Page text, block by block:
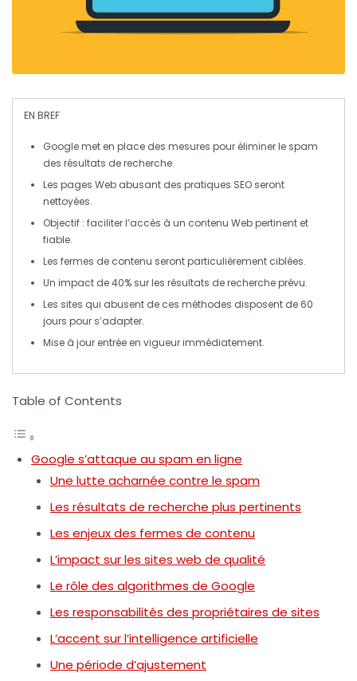
EN BREF
Googlemet en place des mesures pour éliminer le spam
des résultats de recherche.
Les pages Web abusant des pratiques SEO seront
nettoyées.
Objectif : faciliter l’accès à un contenu Webpertinent et
fiable.
Les fermes de contenu seront particulièrement ciblées.
Un impact de40% sur les résultats de recherche prévu.
Les sites qui abusent de ces méthodes disposent de60
jours pour s’adapter.
Mise à jour entrée en vigueurimmédiatement.
Table of Contents
Google s’attaque au spam en ligne
Une lutte acharnée contre le spam
Les résultats de recherche plus pertinents
Les enjeux des fermes de contenu
L’impact sur les sites web de qualité
Le rôle des algorithmes de Google
Les responsabilités des propriétaires de sites
L’accent sur l’intelligence artificielle
Une période d’ajustement